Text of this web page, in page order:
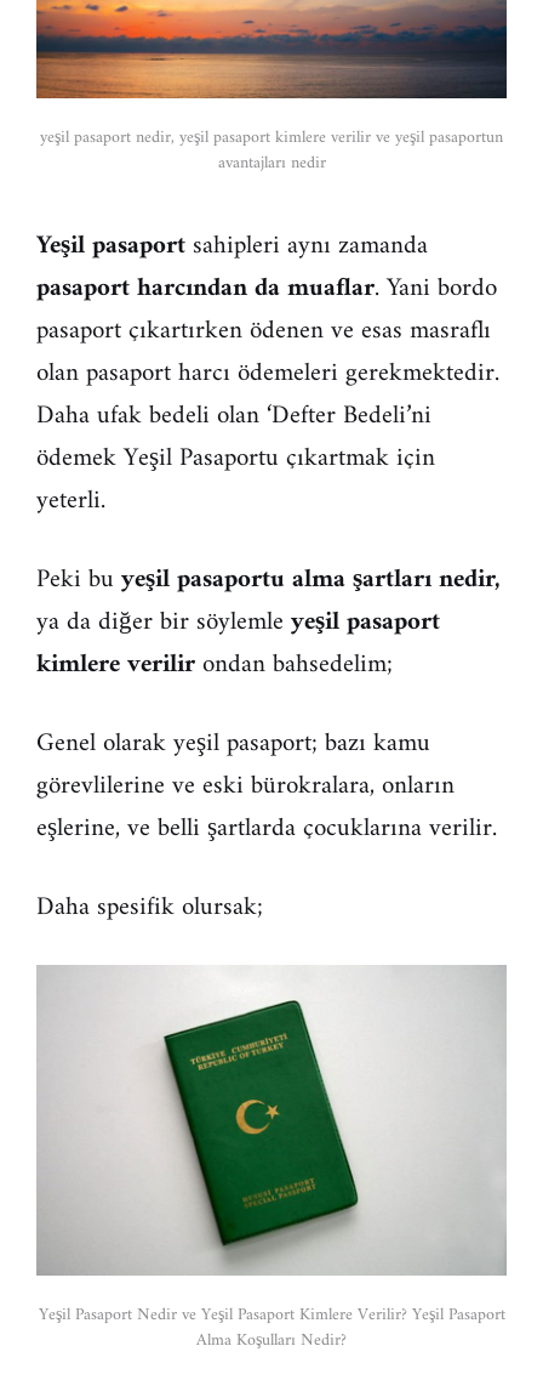
yeşil pasaport nedir, yeşil pasaport kimlere verilir ve yeşil pasaportun
avantajları nedir
Yeşil pasaportsahipleri aynı zamanda
pasaport harcından da muaflar. Yani bordo
pasaport çıkartırken ödenen ve esas masraflı
olan pasaport harcı ödemeleri gerekmektedir.
Daha ufak bedeli olan ‘Defter Bedeli’ni
ödemek Yeşil Pasaportu çıkartmak için
yeterli.
Peki buyeşil pasaportu alma şartları nedir,
ya da diğer bir söylemleyeşil pasaport
kimlere verilirondan bahsedelim;
Genel olarak yeşil pasaport; bazı kamu
görevlilerine ve eski bürokralara, onların
eşlerine, ve belli şartlarda çocuklarına verilir.
Daha spesifik olursak;
Yeşil Pasaport Nedir ve Yeşil Pasaport Kimlere Verilir? Yeşil Pasaport
Alma Koşulları Nedir?